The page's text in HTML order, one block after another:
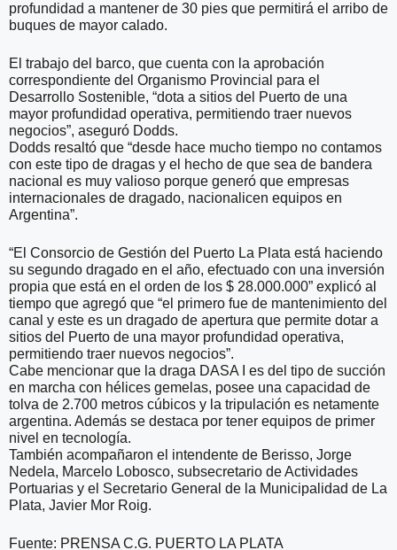
profundidad a mantener de 30 pies que permitirá el arribo de
buques de mayor calado.
El trabajo del barco, que cuenta con la aprobación
correspondiente del Organismo Provincial para el
Desarrollo Sostenible, “dota a sitios del Puerto de una
mayor profundidad operativa, permitiendo traer nuevos
negocios”, aseguró Dodds.
Dodds resaltó que “desde hace mucho tiempo no contamos
con este tipo de dragas y el hecho de que sea de bandera
nacional es muy valioso porque generó que empresas
internacionales de dragado, nacionalicen equipos en
Argentina”.
“El Consorcio de Gestión del Puerto La Plata está haciendo
su segundo dragado en el año, efectuado con una inversión
propia que está en el orden de los $ 28.000.000” explicó al
tiempo que agregó que “el primero fue de mantenimiento del
canal y este es un dragado de apertura que permite dotar a
sitios del Puerto de una mayor profundidad operativa,
permitiendo traer nuevos negocios”.
Cabe mencionar que la draga DASA I es del tipo de succión
en marcha con hélices gemelas, posee una capacidad de
tolva de 2.700 metros cúbicos y la tripulación es netamente
argentina. Además se destaca por tener equipos de primer
nivel en tecnología.
También acompañaron el intendente de Berisso, Jorge
Nedela, Marcelo Lobosco, subsecretario de Actividades
Portuarias y el Secretario General de la Municipalidad de La
Plata, Javier Mor Roig.
Fuente: PRENSA C.G. PUERTO LA PLATA